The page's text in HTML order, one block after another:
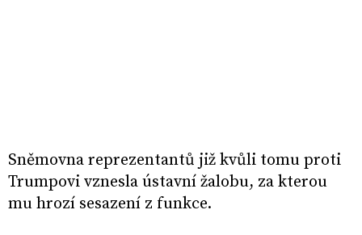
Sněmovna reprezentantů již kvůli tomu proti
Trumpovi vznesla ústavní žalobu, za kterou
mu hrozí sesazení z funkce.